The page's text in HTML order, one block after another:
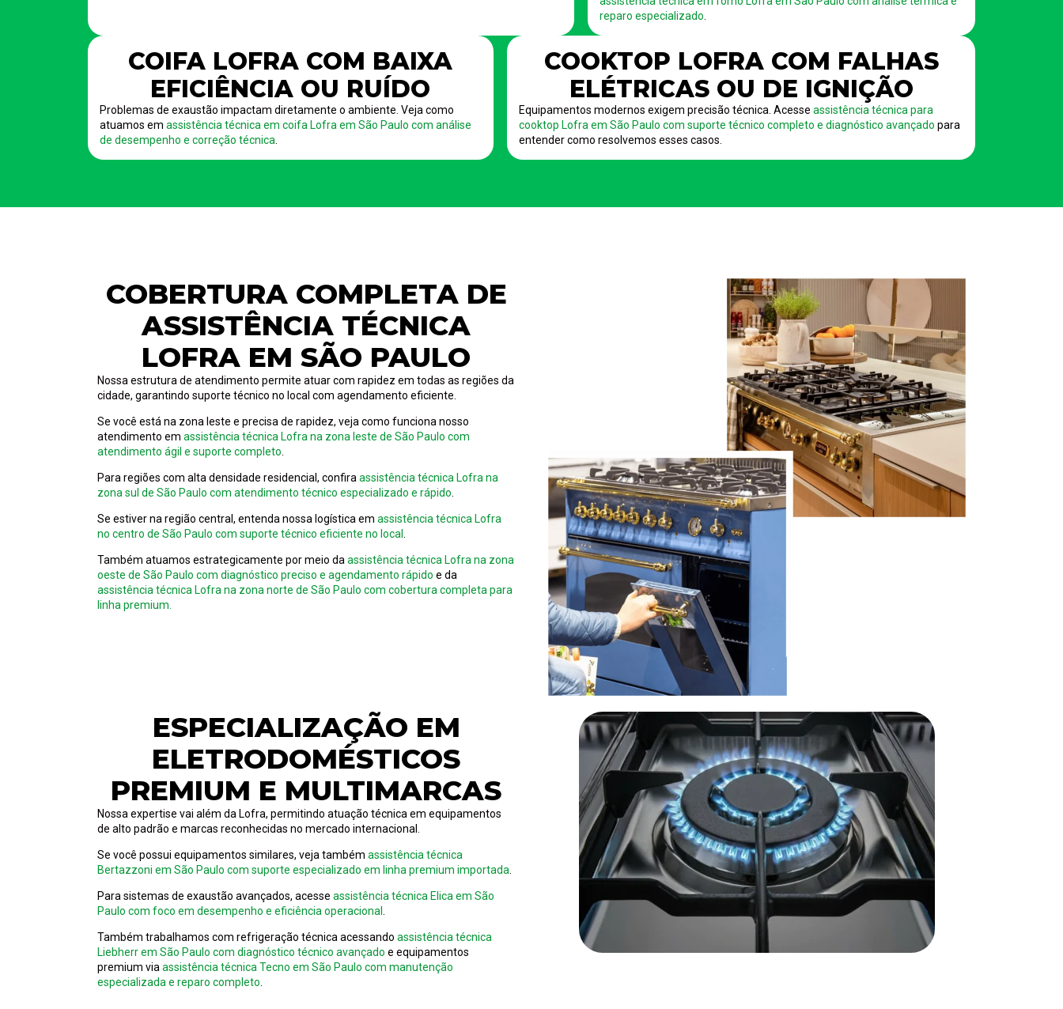
reparo especializado.
COIFA LOFRA COM BAIXA
EFICIÊNCIA OU RUÍDO
Problemas de exaustão impactam diretamente o ambiente. Veja como
atuamos em assistência técnica em coifa Lofra em São Paulo com análise
de desempenho e correção técnica.
COOKTOP LOFRA COM FALHAS
ELÉTRICAS OU DE IGNIÇÃO
Equipamentos modernos exigem precisão técnica. Acesse assistência técnica para
cooktop Lofra em São Paulo com suporte técnico completo e diagnóstico avançado para
entender como resolvemos esses casos.
COBERTURA COMPLETA DE
ASSISTÊNCIA TÉCNICA
LOFRA EM SÃO PAULO
Nossa estrutura de atendimento permite atuar com rapidez em todas as regiões da
cidade, garantindo suporte técnico no local com agendamento eficiente.
Se você está na zona leste e precisa de rapidez, veja como funciona nosso
atendimento emassistência técnica Lofra na zona leste de São Paulo com
atendimento ágil e suporte completo.
Para regiões com alta densidade residencial, confiraassistência técnica Lofra na
zona sul de São Paulo com atendimento técnico especializado e rápido.
Se estiver na região central, entenda nossa logística emassistência técnica Lofra
no centro de São Paulo com suporte técnico eficiente no local.
Também atuamos estrategicamente por meio daassistência técnica Lofra na zona
oeste de São Paulo com diagnóstico preciso e agendamento rápido e da
assistência técnica Lofra na zona norte de São Paulo com cobertura completa para
linha premium.
ESPECIALIZAÇÃO EM
ELETRODOMÉSTICOS
PREMIUM E MULTIMARCAS
Nossa expertise vai além da Lofra, permitindo atuação técnica em equipamentos
de alto padrão e marcas reconhecidas no mercado internacional.
Se você possui equipamentos similares, veja tambémassistência técnica
Bertazzoni em São Paulo com suporte especializado em linha premium importada
Para sistemas de exaustão avançados, acesseassistência técnica Elica em São
Paulo com foco em desempenho e eficiência operacional
Também trabalhamos com refrigeração técnica acessandoassistência técnica
Liebherr em São Paulo com diagnóstico técnico avançado e equipamentos
premium viaassistência técnica Tecno em São Paulo com manutenção
especializada e reparo completo